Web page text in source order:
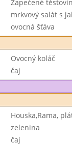
Zapečené
mrkvový salát s
ovocná šťáva
Ovocný koláč
čaj
Houska,Rama,
zelenina
čaj